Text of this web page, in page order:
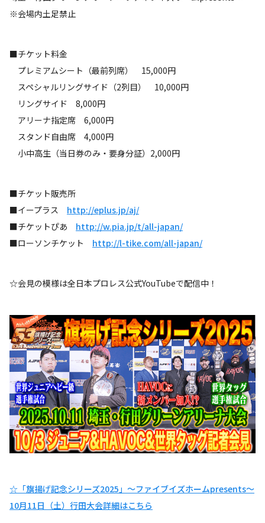
※会場内土足禁止
■チケット料金
プレミアムシート（最前列席） 15,000円
スペシャルリングサイド（2列目） 10,000円
リングサイド 8,000円
アリーナ指定席 6,000円
スタンド自由席 4,000円
小中高生（当日券のみ・要身分証）2,000円
■チケット販売所
■イープラス http://eplus.jp/aj/
■チケットぴあ http://w.pia.jp/t/all-japan/
■ローソンチケット http://l-tike.com/all-japan/
☆会見の模様は全日本プロレス公式YouTubeで配信中！
☆「旗揚げ記念シリーズ2025」～ファイブイズホームpresents～
10月11日（土）行田大会詳細はこちら